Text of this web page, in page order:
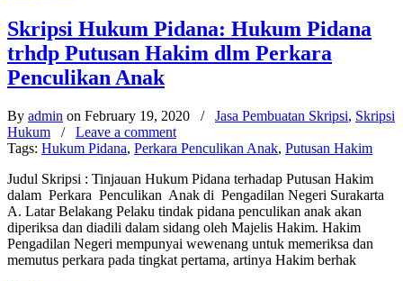
Skripsi Hukum Pidana: Hukum Pidana
trhdp Putusan Hakim dlm Perkara
Penculikan Anak
By admin on February 19, 2020 / Jasa Pembuatan Skripsi, Skripsi
Hukum
/ Leave a comment
Tags: Hukum Pidana, Perkara Penculikan Anak, Putusan Hakim
Judul Skripsi : Tinjauan Hukum Pidana terhadap Putusan Hakim
dalam Perkara Penculikan Anak di Pengadilan Negeri Surakarta
A. Latar Belakang Pelaku tindak pidana penculikan anak akan
diperiksa dan diadili dalam sidang oleh Majelis Hakim. Hakim
Pengadilan Negeri mempunyai wewenang untuk memeriksa dan
memutus perkara pada tingkat pertama, artinya Hakim berhak